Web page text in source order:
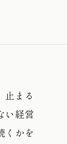
止まる
い経営
くかを